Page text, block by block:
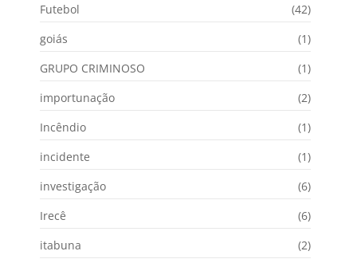
Futebol
(42)
goiás
(1)
GRUPO CRIMINOSO
(1)
importunação
(2)
Incêndio
(1)
incidente
(1)
investigação
(6)
Irecê
(6)
itabuna
(2)